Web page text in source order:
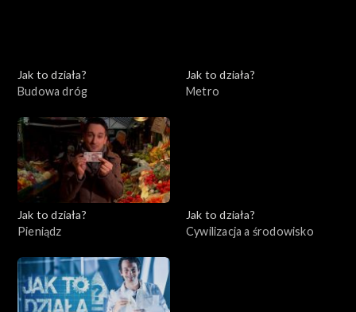
Jak to działa?
Budowa dróg
Jak to działa?
Metro
Jak to działa?
Pieniądz
Jak to działa?
Cywilizacja a środowisko